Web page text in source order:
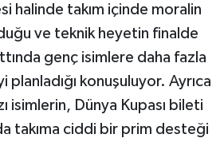
halinde takım içinde moralin
ve teknik heyetin finalde
genç isimlere daha fazla
konuşuluyor. Ayrıca
isimlerin, Dünya Kupası bileti
takıma ciddi bir prim desteği